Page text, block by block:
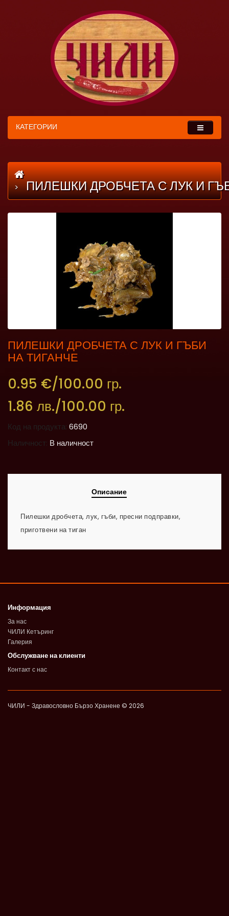
КАТЕГОРИИ
ПИЛЕШКИ ДРОБЧЕТА С ЛУК И
ПИЛЕШКИ ДРОБЧЕТА С ЛУК И ГЪБИ
НА ТИГАНЧЕ
0.95 €/100.00 гр.
1.86 лв./100.00 гр.
Код на продукта: 6690
Наличност: В наличност
Описание
Пилешки дробчета, лук, гъби, пресни подправки,
приготвени на тиган
Информация
За нас
ЧИЛИ Кетъринг
Галерия
Обслужване на клиенти
Контакт с нас
ЧИЛИ - Здравословно Бързо Хранене © 2026